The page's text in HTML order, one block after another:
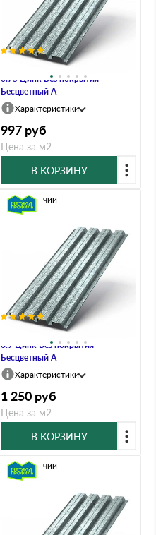
Профлист Металл Профиль Н60
0.75 Цинк Без покрытия
Бесцветный A
Характеристики
997 руб
Цена за м2
В КОРЗИНУ
Профлист Металл Профиль Н60
0.9 Цинк Без покрытия
Бесцветный A
В наличии
Характеристики
1 250 руб
Цена за м2
В КОРЗИНУ
В наличии